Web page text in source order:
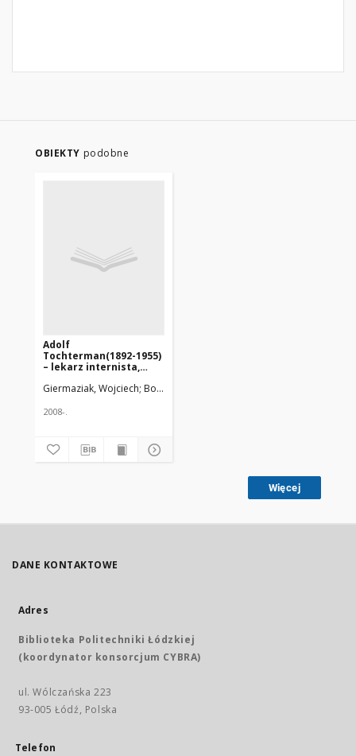
OBIEKTY podobne
Adolf
Tochterman(1892-1955)
– lekarz internista,
Radomia
Giermaziak, Wojciech; Bonatowska, Halina
2008-.
Więcej
DANE KONTAKTOWE
Adres
Biblioteka Politechniki Łódzkiej
(koordynator konsorcjum CYBRA)
ul. Wólczańska 223
93-005 Łódź, Polska
Telefon